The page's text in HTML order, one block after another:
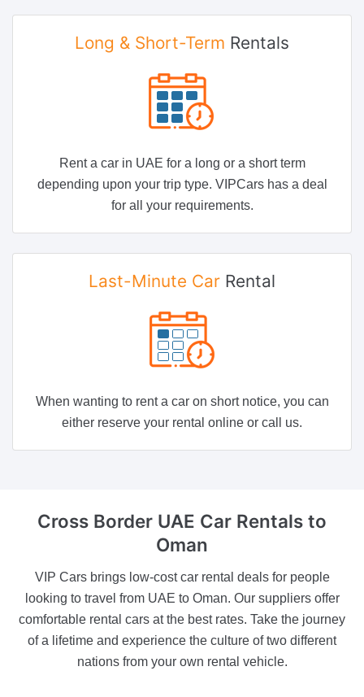
Long & Short-Term Rentals
Rent a car in UAE for a long or a short term
depending upon your trip type. VIPCars has a deal
for all your requirements.
Last-Minute Car Rental
When wanting to rent a car on short notice, you can
either reserve your rental online or call us.
Cross Border UAE Car Rentals to
Oman
VIP Cars brings low-cost car rental deals for people
looking to travel from UAE to Oman. Our suppliers offer
comfortable rental cars at the best rates. Take the journey
of a lifetime and experience the culture of two different
nations from your own rental vehicle.